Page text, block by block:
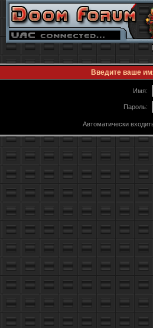
Введите ваше
Имя:
Пароль:
Автоматически